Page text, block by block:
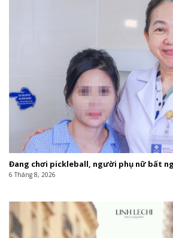
Đang chơi pickleball, người phụ nữ bất
6 Tháng 8, 2026